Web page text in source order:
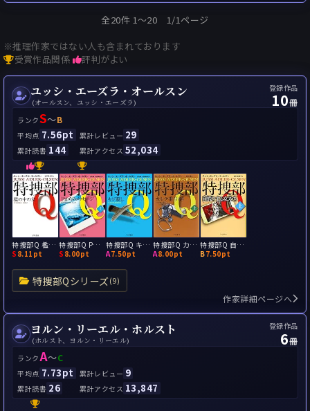
全20件 1〜20 1/1ページ
※推理作家ではない人も含まれております
受賞作品関係
評判がよい
ユッシ・エーズラ・オールスン
(オールスン、ユッシ・エーズラ)
登録作品
10冊
ランクS～B
平均点 7.56pt 累計レビュー 29
累計読書 144 累計アクセス 52,034
特捜部Qシリーズ(9)
特捜部Q 檻の中の女
S 8.11pt
特捜部Q Pからのメッセージ
S 8.00pt
特捜部Q キジ殺し
A7.50pt
特捜部Q カルテ番号64
A8.00pt
特捜部Q 自撮りする女たち
B7.50pt
作家詳細ページへ
ヨルン・リーエル・ホルスト
(ホルスト、ヨルン・リーエル)
登録作品
6冊
ランクA～C
平均点 7.73pt 累計レビュー 9
累計読書 26 累計アクセス 13,847